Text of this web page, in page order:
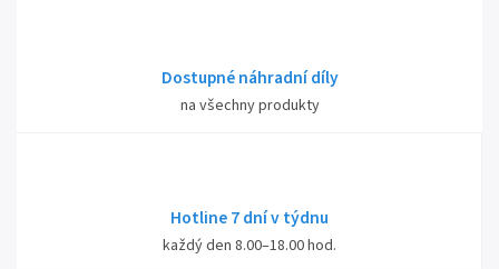
Dostupné náhradní díly
na všechny produkty
Hotline 7 dní v týdnu
každý den 8.00–18.00 hod.